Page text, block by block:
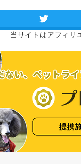
当サイトはアフィリ